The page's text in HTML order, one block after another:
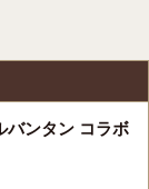
バンタン コラボ